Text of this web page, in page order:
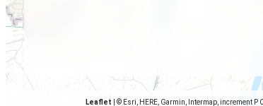
Leaflet © Esri, HERE, Garmin, Intermap, increment P